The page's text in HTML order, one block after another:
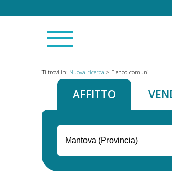
Ti trovi in: Nuova ricerca > Elenco comuni
AFFITTO